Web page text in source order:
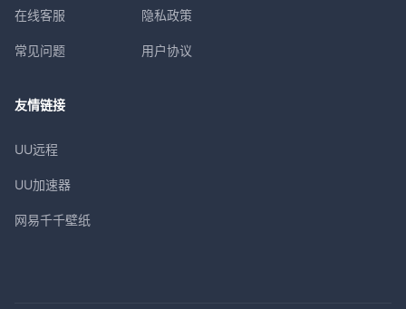
在线客服
常见问题
隐私政策
用户协议
友情链接
UU远程
UU加速器
网易千千壁纸